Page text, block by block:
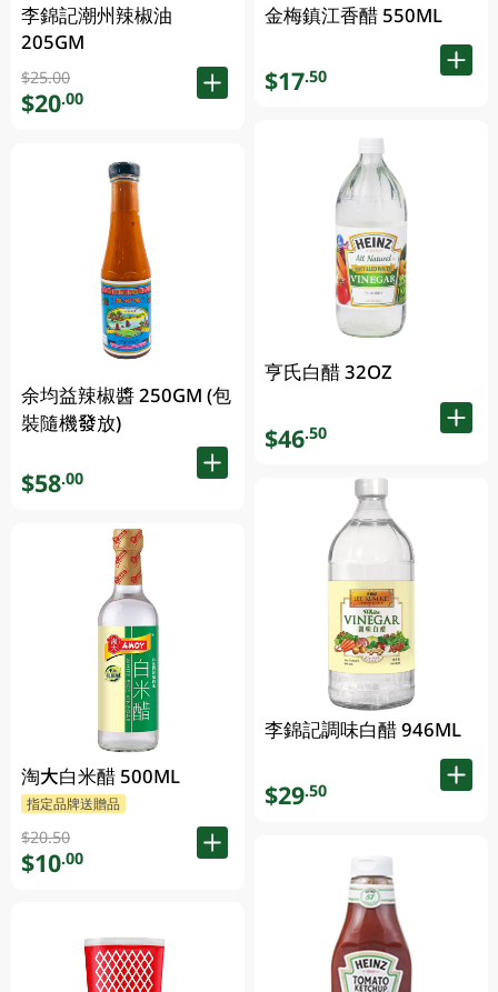
李錦記潮州辣椒油
205GM
$25.00
$20.00
余均益辣椒醬 250GM (包
裝隨機發放)
$58.00
淘大白米醋 500ML
指定品牌送贈品
$20.50
$10.00
金梅鎮江香醋 550ML
$17.50
亨氏白醋 32OZ
$46.50
李錦記調味白醋 946ML
$29.50